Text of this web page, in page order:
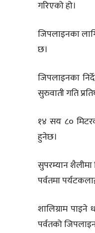
गरिएको हो।
जिपलाइनका
छ।
जिपलाइनका
सुरुवाती गति
१४ सय ८०
हुनेछ।
सुपरम्यान
पर्वतमा
शालिग्राम
पर्वतको